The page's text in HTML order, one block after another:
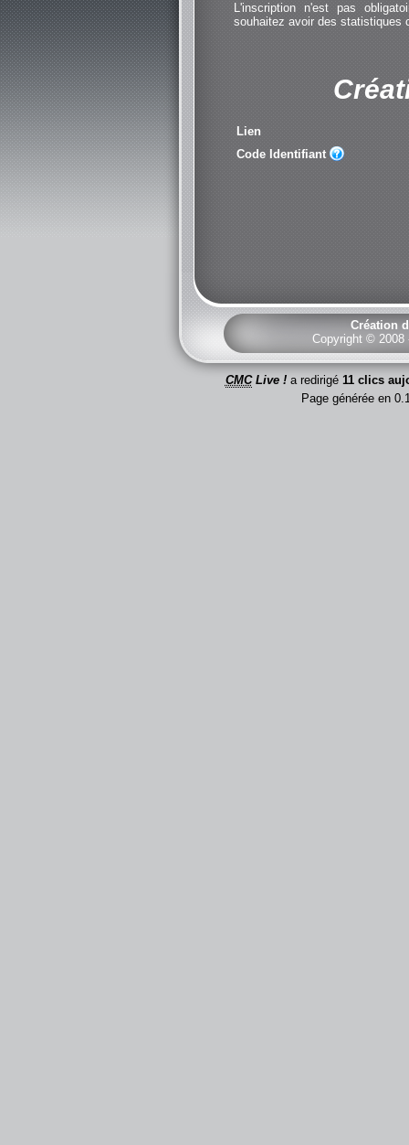
L'inscription n'est pas
souhaitez avoir des statistiques
Lien
Code Identifiant
Création
Copyright © 2008
CMCLive !a redirigé 11 clics
Page générée en